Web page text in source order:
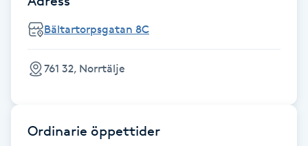
Frisör
Funktionsanalys
Bältartorpsgatan 8C
761 32, Norrtälje
Ordinarie öppettider